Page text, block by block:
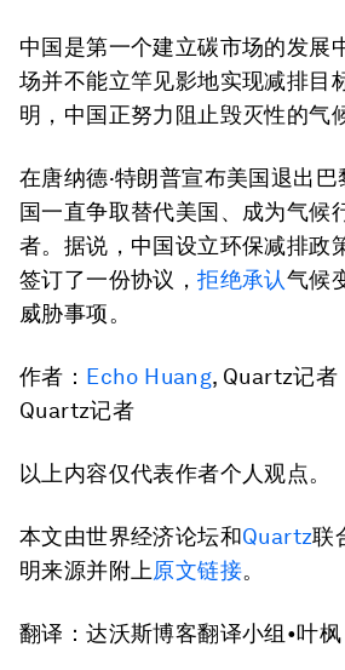
中国是第一个建立碳市场的发展
场并不能立竿见影地实现减排目
明，中国正努力阻止毁灭性的气
在唐纳德·特朗普宣布美国退出
国一直争取替代美国、成为气候
者。据说，中国设立环保减排政
签订了一份协议，拒绝承认气候
威胁事项。
作者： Echo Huang, Quartz记者
Quartz记者
以上内容仅代表作者个人观点。
本文由世界经济论坛和Quartz联
明来源并附上原文链接。
翻译：达沃斯博客翻译小组•叶枫